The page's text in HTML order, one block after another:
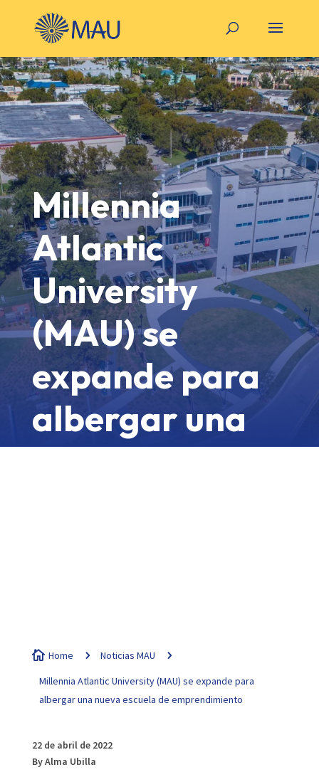
Millennia
Atlantic
University
(MAU) se
expande para
albergar una
nueva escuela
 Home 5 Noticias MAU
5
Millennia Atlantic University (MAU) se expande para
albergar una nueva escuela de emprendimiento
22 de abril de 2022
By Alma Ubilla